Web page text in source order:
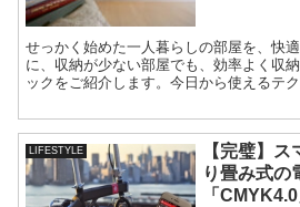
せっかく始めた一人暮らしの部屋を、快
に、収納が少ない部屋でも、効率よく収
ックをご紹介します。今日から使えるテク
LIFESTYLE
【完璧】
り畳み式の
「CMYK4.0